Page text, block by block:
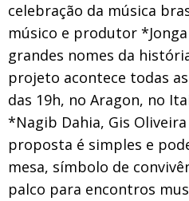
celebração da música
músico e produtor
grandes nomes da
projeto acontece todas
das 19h, no Aragon, no
*Nagib Dahia, Gis
proposta é simples e
mesa, símbolo de
palco para encontros